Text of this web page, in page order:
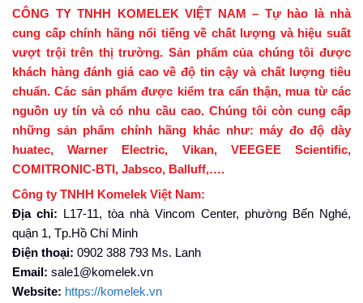
CÔNG TY TNHH KOMELEK VIỆT NAM – Tự hào là nhà
cung cấp chính hãng nổi tiếng về chất lượng và hiệu suất
vượt trội trên thị trường. Sản phẩm của chúng tôi được
khách hàng đánh giá cao về độ tin cậy và chất lượng tiêu
chuẩn. Các sản phẩm được kiểm tra cẩn thận, mua từ các
nguồn uy tín và có nhu cầu cao. Chúng tôi còn cung cấp
những sản phẩm chính hãng khác như: máy đo độ dày
huatec, Warner Electric, Vikan, VEEGEE Scientific,
COMITRONIC-BTI, Jabsco, Balluff,….
Công ty TNHH Komelek Việt Nam:
Địa chỉ: L17-11, tòa nhà Vincom Center, phường Bến Nghé,
quận 1, Tp.Hồ Chí Minh
Điện thoại: 0902 388 793 Ms. Lanh
Email: sale1@komelek.vn
Website: https://komelek.vn